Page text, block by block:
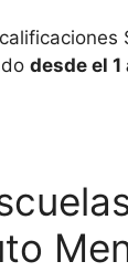
desde el 1